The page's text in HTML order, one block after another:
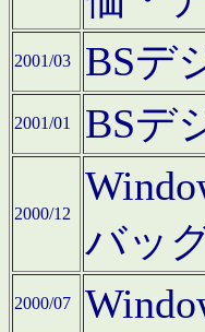
2001/03 BSデ
2001/01 BSデ
2000/12
バッ
2000/07